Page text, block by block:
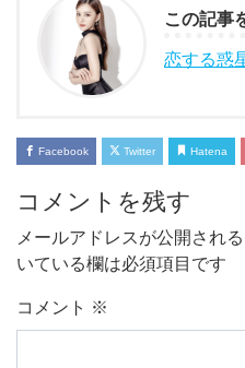
この記事
恋する惑
Facebook Twitter Hatena
コメントを残す
メールアドレスが公開され
いている欄は必須項目です
コメント ※